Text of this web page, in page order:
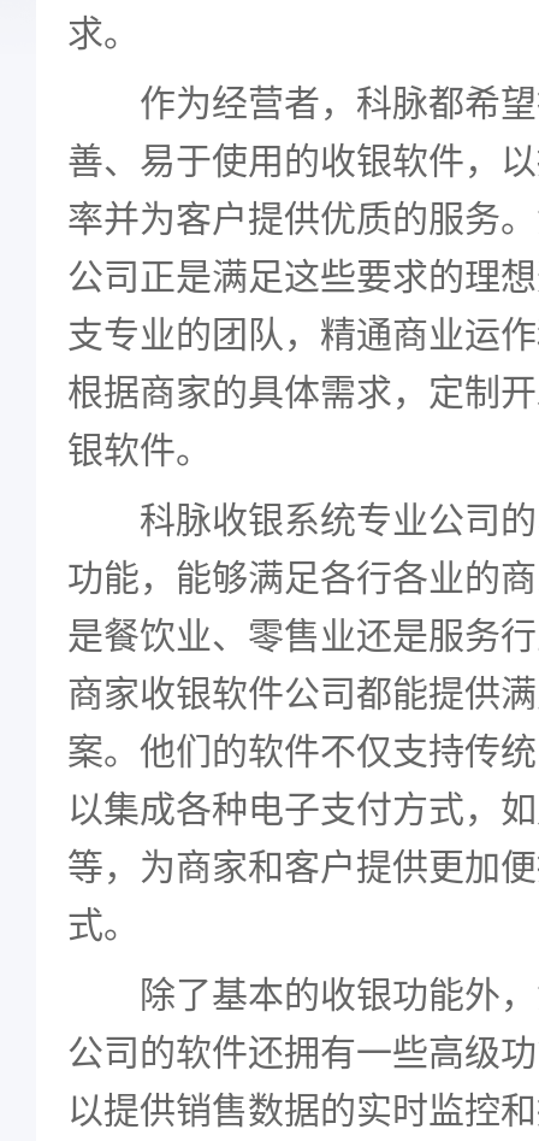
求。
作为经营者，科脉都希望
善、易于使用的收银软件，
率并为客户提供优质的服务
公司正是满足这些要求的理
支专业的团队，精通商业运
根据商家的具体需求，定制
银软件。
科脉收银系统专业公司的
功能，能够满足各行各业的
是餐饮业、零售业还是服务
商家收银软件公司都能提供
案。他们的软件不仅支持传
以集成各种电子支付方式，
等，为商家和客户提供更加
式。
除了基本的收银功能外，
公司的软件还拥有一些高级
以提供销售数据的实时监控